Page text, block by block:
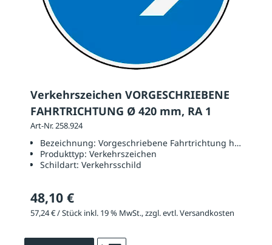
Verkehrszeichen VORGESCHRIEBENE
FAHRTRICHTUNG Ø 420 mm, RA 1
Art-Nr. 258.924
Bezeichnung: Vorgeschriebene Fahrtrichtung hier
Produkttyp: Verkehrszeichen
Schildart: Verkehrsschild
48,10 €
57,24 € / Stück inkl. 19 % MwSt., zzgl. evtl. Versandkosten